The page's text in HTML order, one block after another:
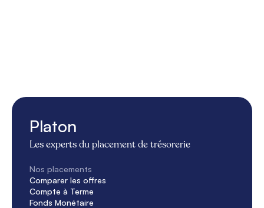
Platon
Les experts du placement de trésorerie
Nos placements
Comparer les offres
Compte à Terme
Fonds Monétaire